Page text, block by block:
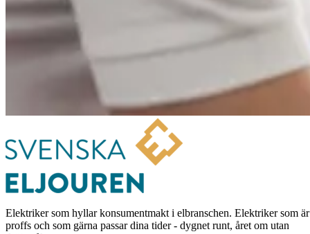
Elektriker som hyllar konsumentmakt i elbranschen. Elektriker som är
proffs och som gärna passar dina tider - dygnet runt, året om utan